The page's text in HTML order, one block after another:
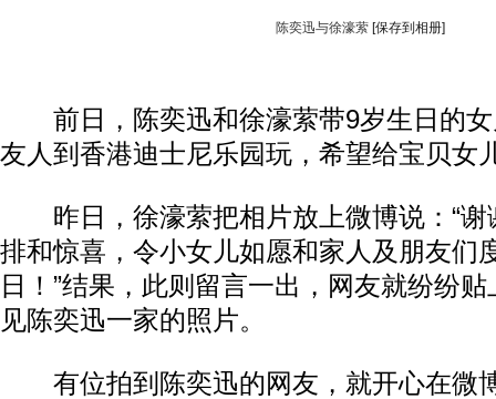
陈奕迅与徐濠萦 [保存到相册]
前日，陈奕迅和徐濠萦带9岁生日的女
友人到香港迪士尼乐园玩，希望给宝贝女
昨日，徐濠萦把相片放上微博说：“谢
排和惊喜，令小女儿如愿和家人及朋友们
日！”结果，此则留言一出，网友就纷纷
见陈奕迅一家的照片。
有位拍到陈奕迅的网友，就开心在微